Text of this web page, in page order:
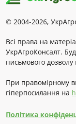
© 2004-2026,
Всі права на
УкрАгроКонсалт.
письмового
При правомірному
гіперпосилання на
Політика